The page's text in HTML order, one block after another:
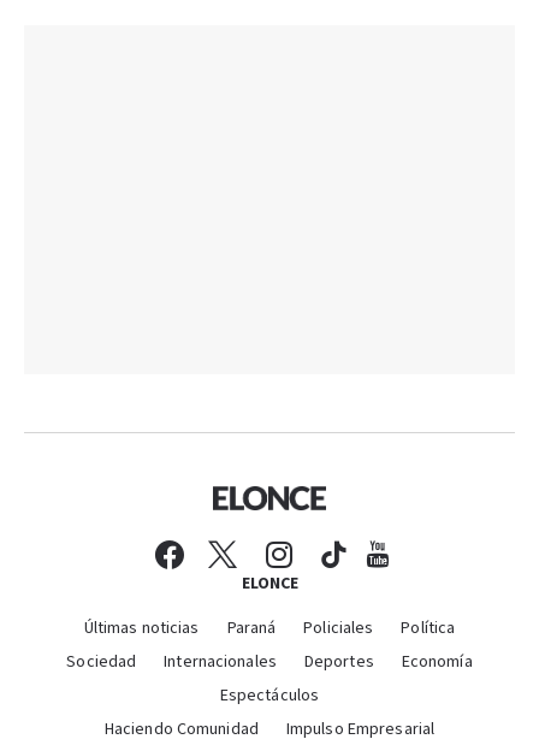
ELONCE
Últimas noticias Paraná Policiales
Política
Sociedad
Internacionales Deportes
Economía
Espectáculos
Haciendo Comunidad
Impulso Empresarial